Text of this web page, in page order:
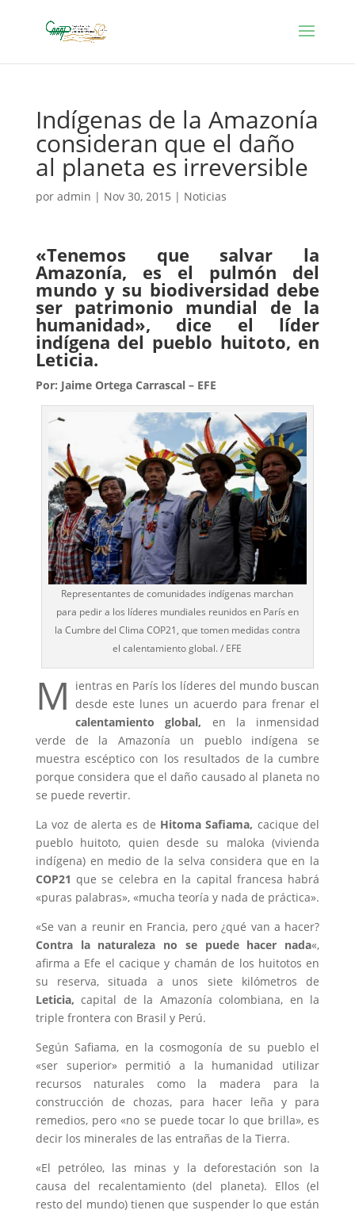
Indígenas de la Amazonía
consideran que el daño
al planeta es irreversible
por admin | Nov 30, 2015 | Noticias
«Tenemos que salvar la
Amazonía, es el pulmón del
mundo y su biodiversidad debe
ser patrimonio mundial de la
humanidad», dice el líder
indígena del pueblo huitoto, en
Leticia.
Por: Jaime Ortega Carrascal – EFE
Representantes de comunidades indígenas marchan
para pedir a los líderes mundiales reunidos en París en
la Cumbre del Clima COP21, que tomen medidas contra
el calentamiento global. / EFE
M
ientras en París los líderes del mundo buscan
desde este lunes un acuerdo para frenar el
calentamiento global, en la inmensidad
verde de la Amazonía un pueblo indígena se
muestra escéptico con los resultados de la cumbre
porque considera que el daño causado al planeta no
se puede revertir.
La voz de alerta es de Hitoma Safiama, cacique del
pueblo huitoto, quien desde su maloka (vivienda
indígena) en medio de la selva considera que en la
COP21 que se celebra en la capital francesa habrá
«puras palabras», «mucha teoría y nada de práctica».
«Se van a reunir en Francia, pero ¿qué van a hacer?
Contra la naturaleza no se puede hacer nada«,
afirma a Efe el cacique y chamán de los huitotos en
su reserva, situada a unos siete kilómetros de
Leticia, capital de la Amazonía colombiana, en la
triple frontera con Brasil y Perú.
Según Safiama, en la cosmogonía de su pueblo el
«ser superior» permitió a la humanidad utilizar
recursos naturales como la madera para la
construcción de chozas, para hacer leña y para
remedios, pero «no se puede tocar lo que brilla», es
decir los minerales de las entrañas de la Tierra.
«El petróleo, las minas y la deforestación son la
causa del recalentamiento (del planeta). Ellos (el
resto del mundo) tienen que suspender lo que están